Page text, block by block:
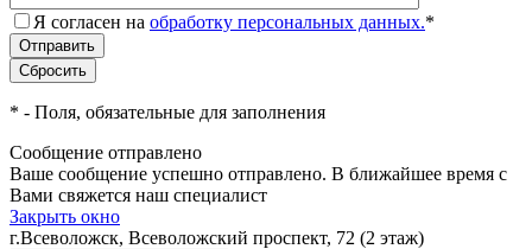
Я согласен на обработку персональных данных.*
* - Поля, обязательные для заполнения
Сообщение отправлено
Ваше сообщение успешно отправлено. В ближайшее время с
Вами свяжется наш специалист
Закрыть окно
г.Всеволожск, Всеволожский проспект, 72 (2 этаж)